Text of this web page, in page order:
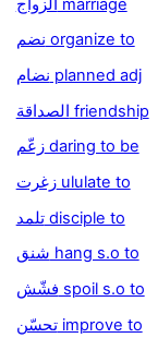
الزواج marriage
نضم organize to
نضام planned adj
الصداقة friendship
زعّم daring to be
زغرت ululate to
تلمد disciple to
شنق hang s.o to
فشّش spoil s.o to
تحسّن improve to